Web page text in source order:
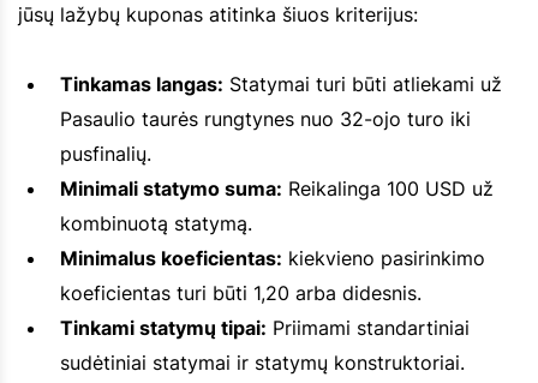
jūsų lažybų kuponas atitinka šiuos kriterijus:
Tinkamas langas: Statymai turi būti atliekami už
Pasaulio taurės rungtynes nuo 32-ojo turo iki
pusfinalių.
Minimali statymo suma: Reikalinga 100 USD už
kombinuotą statymą.
Minimalus koeficientas: kiekvieno pasirinkimo
koeficientas turi būti 1,20 arba didesnis.
Tinkami statymų tipai: Priimami standartiniai
sudėtiniai statymai ir statymų konstruktoriai.